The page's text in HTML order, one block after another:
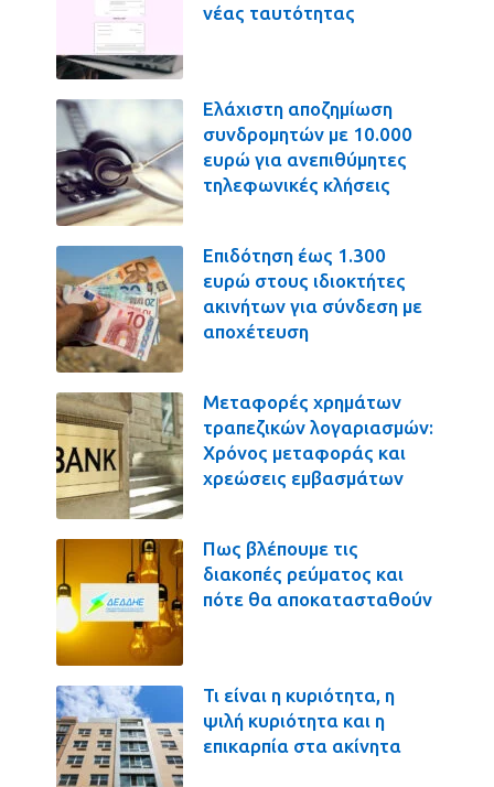
νέας ταυτότητας
Ελάχιστη αποζημίωση
συνδρομητών με 10.000
ευρώ για ανεπιθύμητες
τηλεφωνικές κλήσεις
Επιδότηση έως 1.300
ευρώ στους ιδιοκτήτες
ακινήτων για σύνδεση με
αποχέτευση
Μεταφορές χρημάτων
τραπεζικών λογαριασμών:
Χρόνος μεταφοράς και
χρεώσεις εμβασμάτων
Πως βλέπουμε τις
διακοπές ρεύματος και
πότε θα αποκατασταθούν
Τι είναι η κυριότητα, η
ψιλή κυριότητα και η
επικαρπία στα ακίνητα